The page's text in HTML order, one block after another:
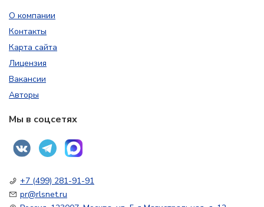
О компании
Контакты
Карта сайта
Лицензия
Вакансии
Авторы
Мы в соцсетях
+7 (499) 281-91-91
pr@rlsnet.ru